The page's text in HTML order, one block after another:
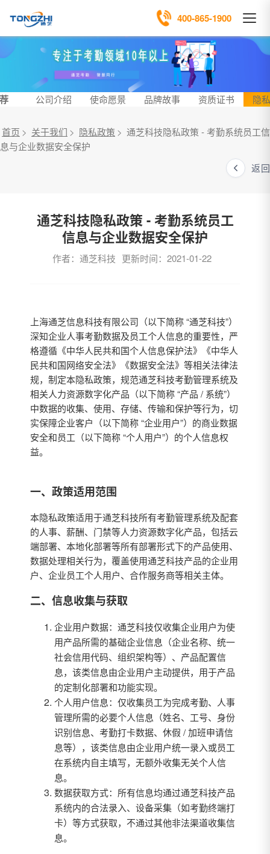
400-865-1900
公司介绍 使命愿景 品牌故事 资质证书 隐
首页 > 关于我们 > 隐私政策 > 通芝科技隐私政策 - 考勤系统员工信
息与企业数据安全保护
返回
通芝科技隐私政策 - 考勤系统员工
信息与企业数据安全保护
作者：通芝科技 更新时间：2021-01-22
上海通芝信息科技有限公司（以下简称 “通芝科技”）
深知企业人事考勤数据及员工个人信息的重要性，严
格遵循《中华人民共和国个人信息保护法》《中华人
民共和国网络安全法》《数据安全法》等相关法律法
规，制定本隐私政策，规范通芝科技考勤管理系统及
相关人力资源数字化产品（以下简称 “产品 / 系统”）
中数据的收集、使用、存储、传输和保护等行为，切
实保障企业客户（以下简称 “企业用户”）的商业数据
安全和员工（以下简称 “个人用户”）的个人信息权
益。
一、政策适用范围
本隐私政策适用于通芝科技所有考勤管理系统及配套
的人事、薪酬、门禁等人力资源数字化产品，包括云
端部署、本地化部署等所有部署形式下的产品使用、
数据处理相关行为，覆盖使用通芝科技产品的企业用
户、企业员工个人用户、合作服务商等相关主体。
二、信息收集与获取
企业用户数据：通芝科技仅收集企业用户为使
用产品所需的基础企业信息（企业名称、统一
社会信用代码、组织架构等）、产品配置信
息，该类信息由企业用户主动提供，用于产品
的定制化部署和功能实现。
个人用户信息：仅收集员工为完成考勤、人事
管理所需的必要个人信息（姓名、工号、身份
识别信息、考勤打卡数据、休假 / 加班申请信
息等），该类信息由企业用户统一录入或员工
在系统内自主填写，无额外收集无关个人信
息。
数据获取方式：所有信息均通过通芝科技产品
系统内的合法录入、设备采集（如考勤终端打
卡）等方式获取，不通过其他非法渠道收集信
息。